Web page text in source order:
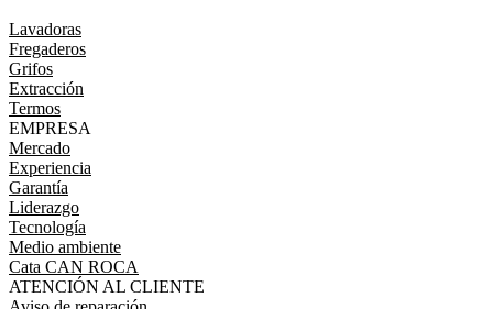
Lavadoras
Fregaderos
Grifos
Extracción
Termos
EMPRESA
Mercado
Experiencia
Garantía
Liderazgo
Tecnología
Medio ambiente
Cata CAN ROCA
ATENCIÓN AL CLIENTE